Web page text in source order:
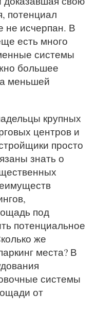
потенциал
не исчерпан. В
есть много
системы
большее
меньшей
крупных
центров и
просто
знать о
под
потенциальное
же
места? В
системы
от